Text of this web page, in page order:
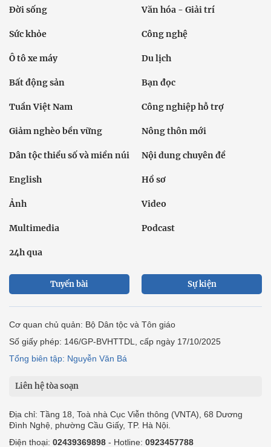
Đời sống Văn hóa - Giải trí
Sức khỏe Công nghệ
Ô tô xe máy Du lịch
Bất động sản Bạn đọc
Tuần Việt Nam Công nghiệp hỗ trợ
Giảm nghèo bền vững Nông thôn mới
Dân tộc thiểu số và miền núi Nội dung chuyên đề
English Hồ sơ
Ảnh Video
Multimedia Podcast
24h qua
Tuyến bài Sự kiện
Cơ quan chủ quản: Bộ Dân tộc và Tôn giáo
Số giấy phép: 146/GP-BVHTTDL, cấp ngày 17/10/2025
Tổng biên tập: Nguyễn Văn Bá
Liên hệ tòa soạn
Địa chỉ: Tầng 18, Toà nhà Cục Viễn thông (VNTA), 68 Dương
Đình Nghệ, phường Cầu Giấy, TP. Hà Nội.
Điện thoại: 02439369898 - Hotline: 0923457788